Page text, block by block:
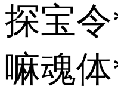
探宝
嘛魂